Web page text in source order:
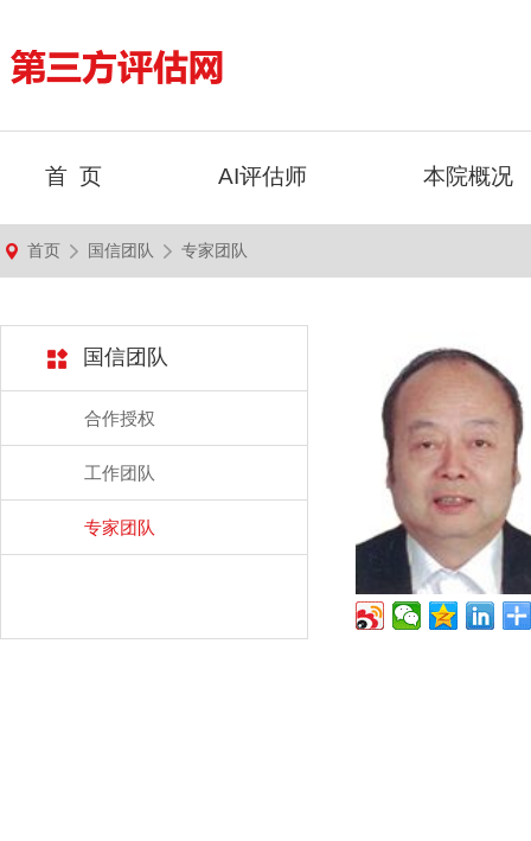
首 页 AI评估师 本院概况
首页 国信团队 专家团队
国信团队
合作授权
工作团队
专家团队